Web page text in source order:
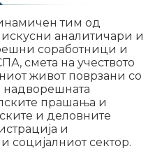
тим од
аналитичари и
соработници и
смета на учеството
живот поврзани со
прашања и
и деловните
и
социјалниот сектор.